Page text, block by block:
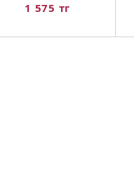
1 575 тг